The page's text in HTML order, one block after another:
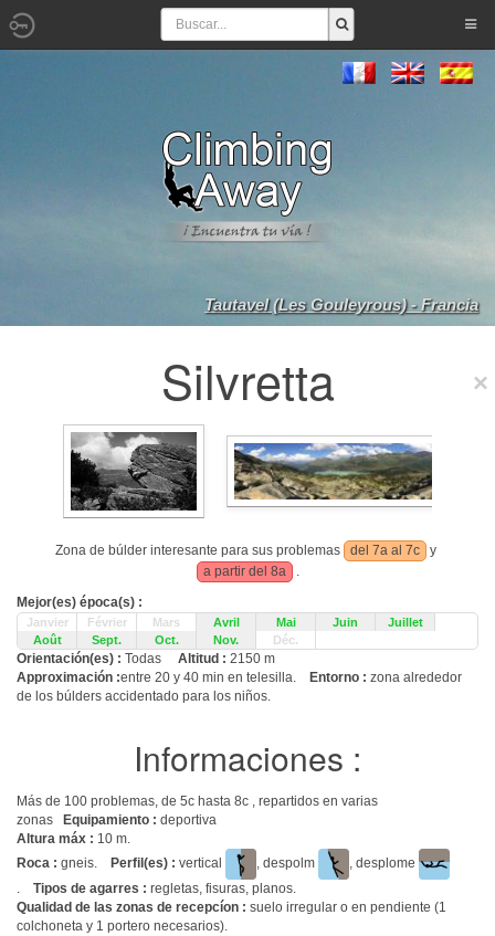
Tautavel (Les Gouleyrous) - Francia
Silvretta
Zona de búlder interesante para sus problemas del 7a al 7c
y
a partir del 8a
.
Mejor(es) época(s) :
Janvier Février Mars Avril Mai Juin
Juillet
Août
Sept. Oct. Nov. Déc.
Orientación(es) : Todas Altitud : 2150 m
Approximación :entre 20 y 40 min en telesilla. Entorno : zona alrededor
de los búlders accidentado para los niños.
Informaciones :
Más de 100 problemas, de 5c hasta 8c , repartidos en varias
zonas
Equipamiento : deportiva
Altura máx : 10 m.
Roca : gneis. Perfil(es) : vertical , despolm
, desplome
. Tipos de agarres : regletas, fisuras, planos.
Qualidad de las zonas de recepcíon : suelo irregular o en pendiente (1
colchoneta y 1 portero necesarios).